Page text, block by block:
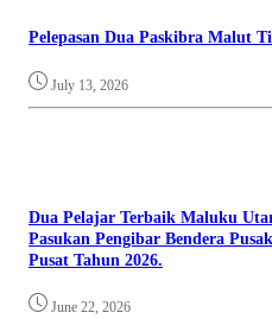
Pelepasan Dua Paskibra Malut
July 13, 2026
Dua Pelajar Terbaik Maluku
Pasukan Pengibar Bendera
Pusat Tahun 2026.
June 22, 2026